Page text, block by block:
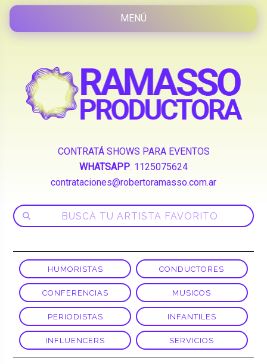
CONTRATÁ SHOWS PARA EVENTOS
WHATSAPP: 1125075624
contrataciones@robertoramasso.com.ar
HUMORISTAS CONDUCTORES
CONFERENCIAS MUSICOS
PERIODISTAS INFANTILES
INFLUENCERS SERVICIOS